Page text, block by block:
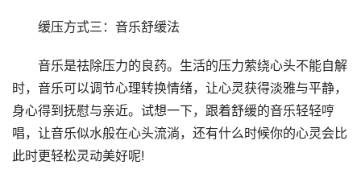
缓压方式三：音乐舒缓法
音乐是祛除压力的良药。生活的压力萦绕心头不能自解
时，音乐可以调节心理转换情绪，让心灵获得淡雅与平静，
身心得到抚慰与亲近。试想一下，跟着舒缓的音乐轻轻哼
唱，让音乐似水般在心头流淌，还有什么时候你的心灵会比
此时更轻松灵动美好呢!